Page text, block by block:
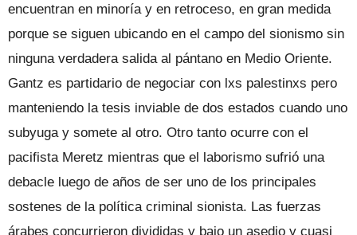
encuentran en minoría y en retroceso, en gran medida
porque se siguen ubicando en el campo del sionismo sin
ninguna verdadera salida al pántano en Medio Oriente.
Gantz es partidario de negociar con lxs palestinxs pero
manteniendo la tesis inviable de dos estados cuando uno
subyuga y somete al otro. Otro tanto ocurre con el
pacifista Meretz mientras que el laborismo sufrió una
debacle luego de años de ser uno de los principales
sostenes de la política criminal sionista. Las fuerzas
árabes concurrieron divididas y bajo un asedio y cuasi